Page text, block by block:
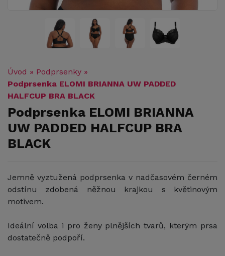
Úvod » Podprsenky »
Podprsenka ELOMI BRIANNA UW PADDED
HALFCUP BRA BLACK
Podprsenka ELOMI BRIANNA
UW PADDED HALFCUP BRA
BLACK
Jemně vyztužená podprsenka v nadčasovém černém
odstínu zdobená něžnou krajkou s květinovým
motivem.
Ideální volba i pro ženy plnějších tvarů, kterým prsa
dostatečně podpoří.